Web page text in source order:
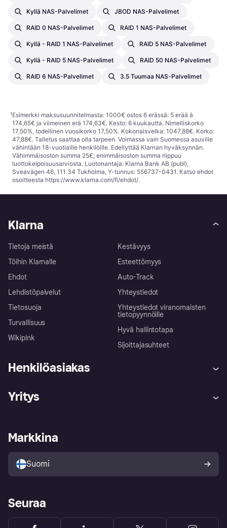
Kyllä NAS-Palvelimet JBOD NAS-Palvelimet
RAID 0 NAS-Palvelimet RAID 1 NAS-Palvelimet
Kyllä - RAID 1 NAS-Palvelimet RAID 5 NAS-Palvelimet
Kyllä - RAID 5 NAS-Palvelimet RAID 50 NAS-Palvelimet
RAID 6 NAS-Palvelimet 3.5 Tuumaa NAS-Palvelimet
¹Esimerkki maksusuunnitelmasta: 1000€ ostos 6 erässä: 5 erää à
174,65€ ja viimeinen erä 174,63€. Kesto: 6 kuukautta. Nimelliskorko
17,50%, todellinen vuosikorko 17,50%. Kokonaisvelka: 1047,88€. Korko:
47,88€. Talletus saattaa olla tarpeen. Voimassa vain Suomessa asuville
vähintään 18-vuotiaille henkilöille. Edellyttää Klarnan hyväksynnän.
Vähimmäisoston summa 25€; enimmäisoston summa riippuu
luottokelpoisuusarviosta. Luotonantaja: Klarna Bank AB (publ),
Sveavägen 46, 111 34 Tukholma, Y-tunnus: 556737-0431. Katso ehdot
osoitteesta https://www.klarna.com/fi/ehdot/.
Klarna
Tietoja meistä
Töihin Klarnalle
Ehdot
Lehdistöpalvelut
Tietosuoja
Turvallisuus
Wikipink
Kestävyys
Esteettömyys
Auto-Track
Yhteystiedot
Yhteystiedot viranomaisten
tietopyynnöille
Hyvä hallintotapa
Sijoittajasuhteet
Henkilöasiakas
Ohje
Kirjaudu sisään
Tutustu kauppoihin
Ostajan turva
Yritys
Kirjaudu sisään yrityksenä
Markkina
Suomi
Seuraa